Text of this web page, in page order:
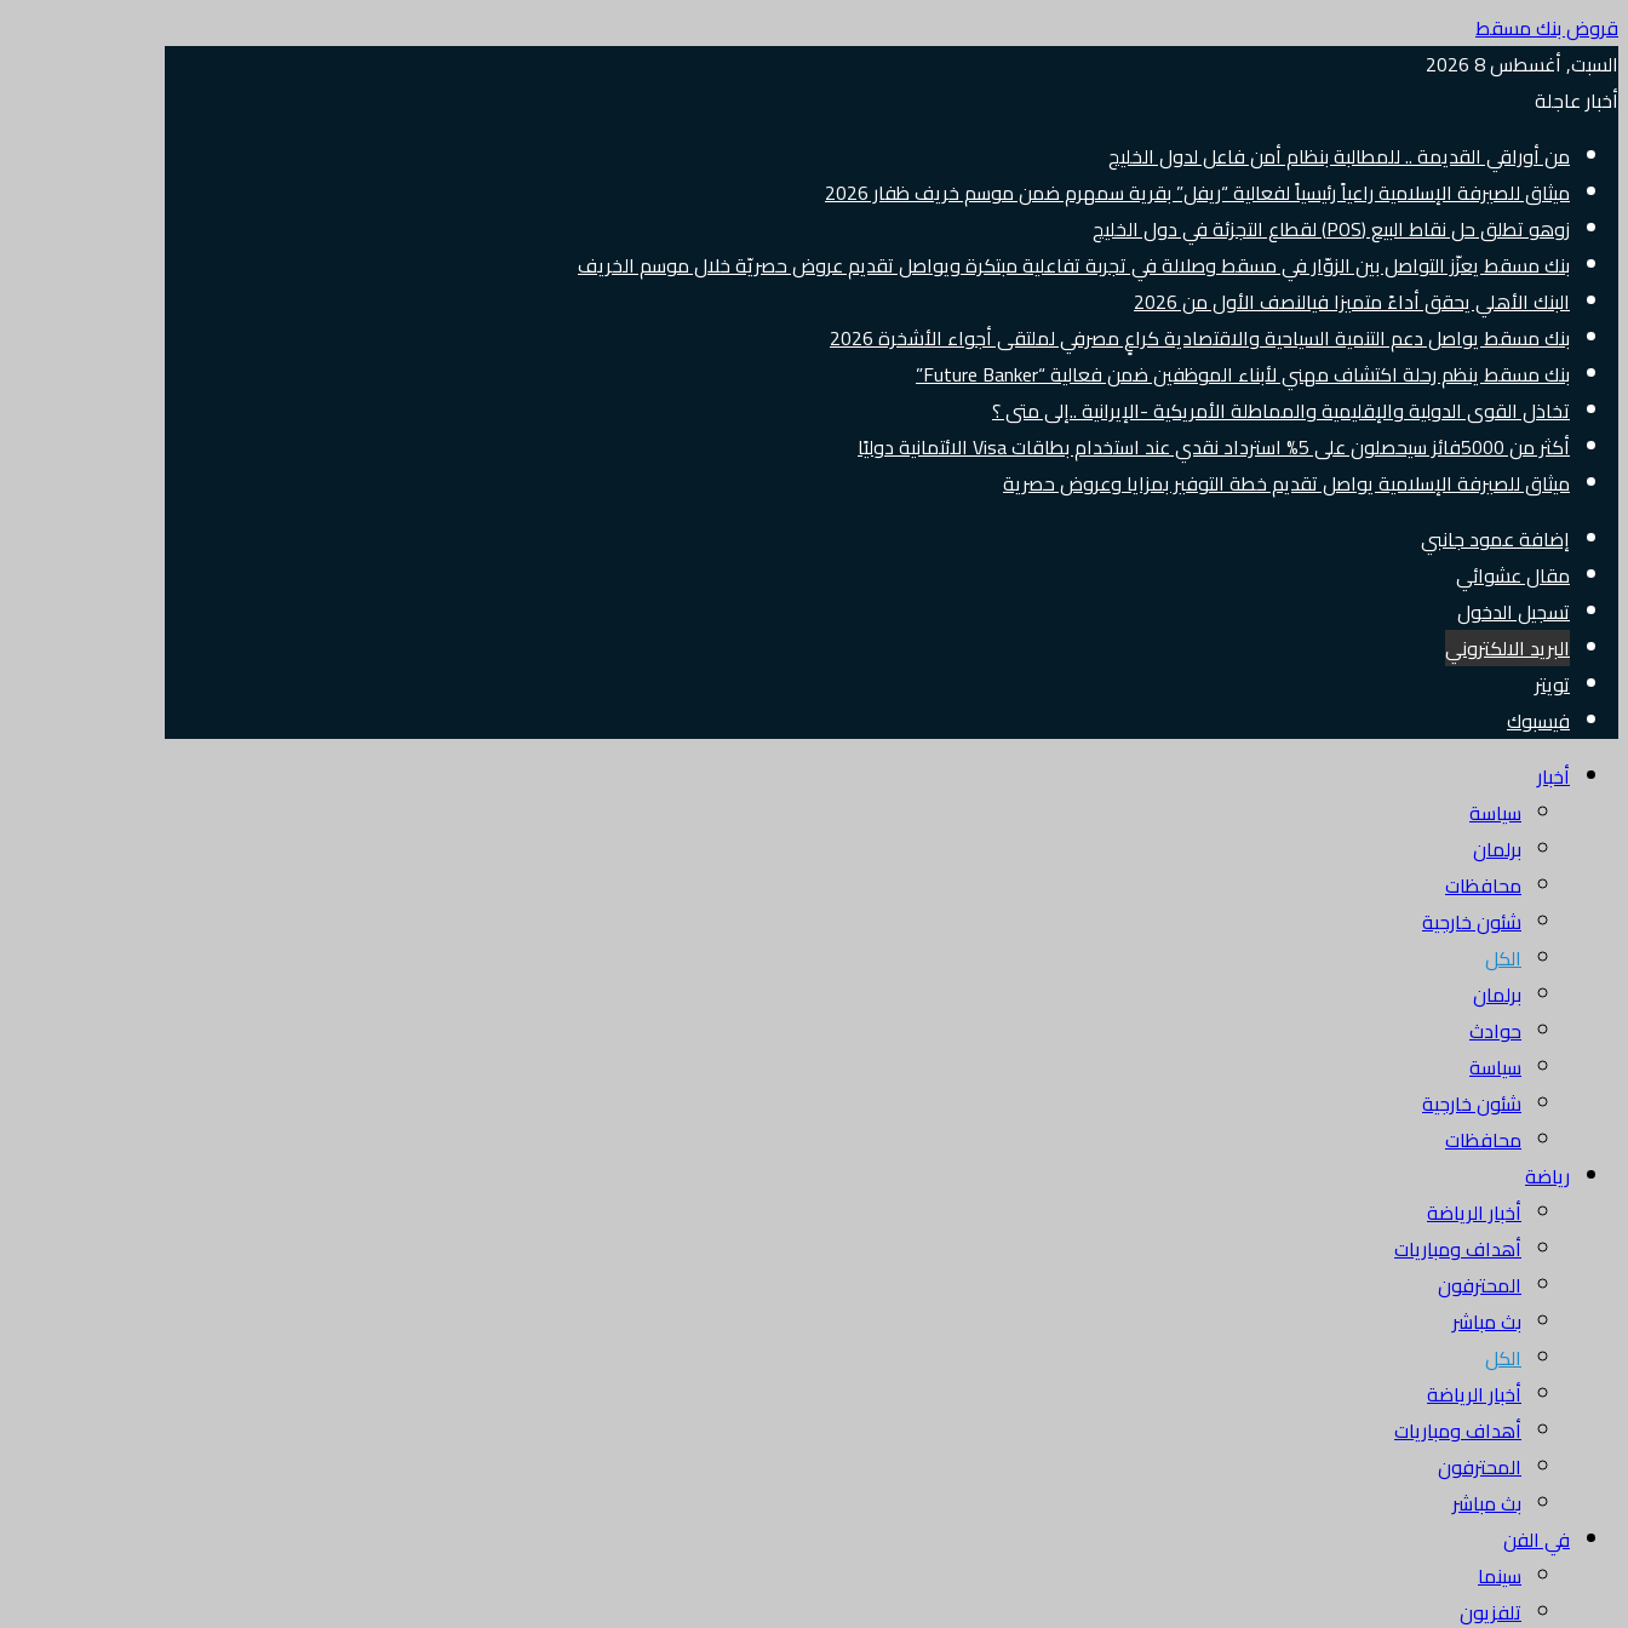
قروض بنك مسقط
السبت, أغسطس 8 2026
أخبار عاجلة
من أوراقي القديمة .. للمطالبة بنظام أمن فاعل لدول الخليج
ميثاق للصيرفة الإسلامية راعياً رئيسياً لفعالية “ريفل” بقرية سمهرم ضمن موسم خريف ظفار 2026
زوهو تطلق حل نقاط البيع (POS) لقطاع التجزئة في دول الخليج
بنك مسقط يعزّز التواصل بين الزوّار في مسقط وصلالة في تجربة تفاعلية مبتكرة ويواصل تقديم عروض حصريّة خلال موسم الخريف
البنك الأهلي يحقق أداءً متميزا فيالنصف الأول من 2026
بنك مسقط يواصل دعم التنمية السياحية والاقتصادية كراعٍ مصرفي لملتقى أجواء الأشخرة 2026
بنك مسقط ينظم رحلة اكتشاف مهني لأبناء الموظفين ضمن فعالية “Future Banker”
تخاذل القوى الدولية والإقليمية والمماطلة الأمريكية -الإيرانية ..إلى متى ؟
أكثر من 5000فائز سيحصلون على 5% استرداد نقدي عند استخدام بطاقات Visa الائتمانية دوليًا
ميثاق للصيرفة الإسلامية يواصل تقديم خطة التوفير بمزايا وعروض حصرية
إضافة عمود جانبي
مقال عشوائي
تسجيل الدخول
البريد الالكتروني
تويتر
فيسبوك
أخبار
سياسة
برلمان
محافظات
شئون خارجية
الكل
برلمان
حوادث
سياسة
شئون خارجية
محافظات
رياضة
أخبار الرياضة
أهداف ومباريات
المحترفون
بث مباشر
الكل
أخبار الرياضة
أهداف ومباريات
المحترفون
بث مباشر
في الفن
سينما
تلفزيون